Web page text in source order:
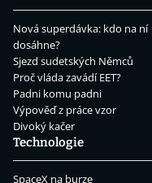
Nová superdávka: kdo na ní
dosáhne?
Sjezd sudetských Němců
Proč vláda zavádí EET?
Padni komu padni
Výpověď z práce vzor
Divoký kačer
Technologie
SpaceX na burze